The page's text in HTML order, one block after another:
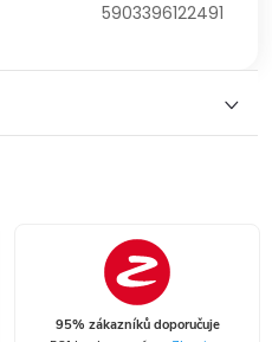
5903396122491
95% zákazníků doporučuje